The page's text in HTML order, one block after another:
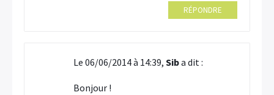
RÉPONDRE
Le 06/06/2014 à 14:39, Siba dit :
Bonjour !